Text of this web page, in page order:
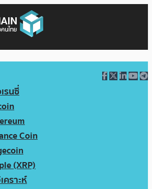
รนซี่
Coin
(XRP)
คราะห์